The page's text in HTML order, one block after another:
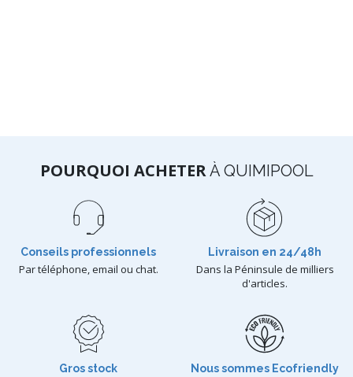
POURQUOI ACHETERÀ QUIMIPOOL
Conseils professionnels
Par téléphone, email ou chat.
Livraison en 24/48h
Dans la Péninsule de milliers
d'articles.
Gros stock Nous sommes Ecofriendly